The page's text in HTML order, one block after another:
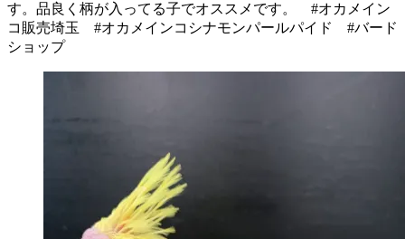
す。品良く柄が入ってる子でオススメです。 #オカメイン
コ販売埼玉 #オカメインコシナモンパールパイド #バード
ショップ